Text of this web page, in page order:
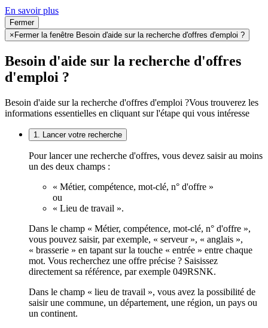
En savoir plus
Fermer
× Fermer la fenêtre Besoin d'aide sur la recherche d'offres d'emploi ?
Besoin d'aide sur la recherche d'offres
d'emploi ?
Besoin d'aide sur la recherche d'offres d'emploi ?Vous trouverez les
informations essentielles en cliquant sur l'étape qui vous intéresse
1. Lancer votre recherche
Pour lancer une recherche d'offres, vous devez saisir au moins
un des deux champs :
« Métier, compétence, mot-clé, n° d'offre »
ou
« Lieu de travail ».
Dans le champ « Métier, compétence, mot-clé, n° d'offre »,
vous pouvez saisir, par exemple, « serveur », « anglais »,
« brasserie » en tapant sur la touche « entrée » entre chaque
mot. Vous recherchez une offre précise ? Saisissez
directement sa référence, par exemple 049RSNK.
Dans le champ « lieu de travail », vous avez la possibilité de
saisir une commune, un département, une région, un pays ou
un continent.